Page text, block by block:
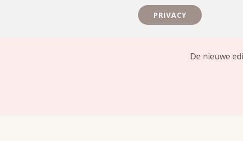
PRIVACY
De nieuwe